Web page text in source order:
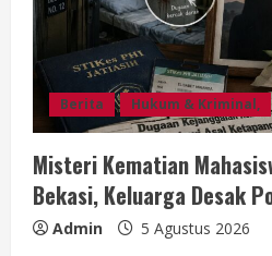
Berita Hukum & Kriminal,
Misteri Kematian
Bekasi, Keluarga Desak
Admin 5 Agustus 2026